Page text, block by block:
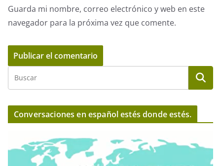
Guarda mi nombre, correo electrónico y web en este
navegador para la próxima vez que comente.
Conversaciones en español estés donde estés.
e